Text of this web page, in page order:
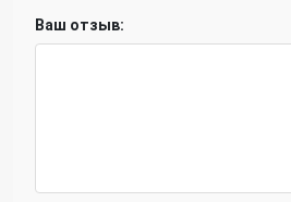
Ваш отзыв: